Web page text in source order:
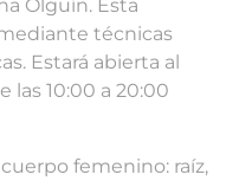
Olguín. Esta
técnicas
Estará abierta al
las 10:00 a 20:00
femenino: raíz,